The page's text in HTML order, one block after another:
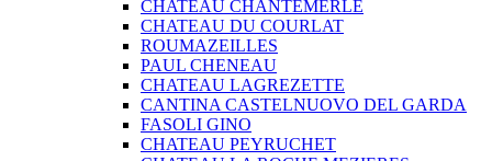
CHATEAU CHANTEMERLE
CHATEAU DU COURLAT
ROUMAZEILLES
PAUL CHENEAU
CHATEAU LAGREZETTE
CANTINA CASTELNUOVO DEL GARDA
FASOLI GINO
CHATEAU PEYRUCHET